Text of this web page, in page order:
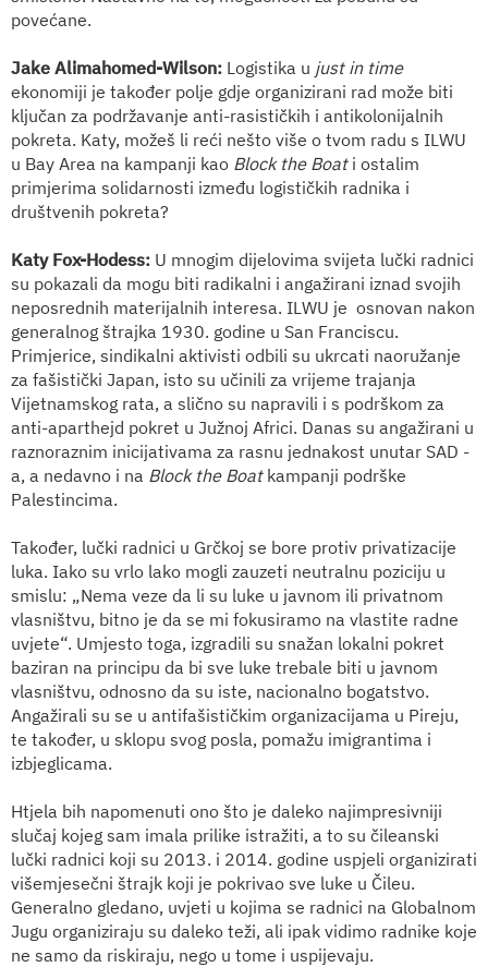
povećane.
Jake Alimahomed-Wilson: Logistika u just in time
ekonomiji je također polje gdje organizirani rad može biti
ključan za podržavanje anti-rasističkih i antikolonijalnih
pokreta. Katy, možeš li reći nešto više o tvom radu s ILWU
u Bay Area na kampanji kao Block the Boat i ostalim
primjerima solidarnosti između logističkih radnika i
društvenih pokreta?
Katy Fox-Hodess: U mnogim dijelovima svijeta lučki radnici
su pokazali da mogu biti radikalni i angažirani iznad svojih
neposrednih materijalnih interesa. ILWU je osnovan nakon
generalnog štrajka 1930. godine u San Franciscu.
Primjerice, sindikalni aktivisti odbili su ukrcati naoružanje
za fašistički Japan, isto su učinili za vrijeme trajanja
Vijetnamskog rata, a slično su napravili i s podrškom za
anti-aparthejd pokret u Južnoj Africi. Danas su angažirani u
raznoraznim inicijativama za rasnu jednakost unutar SAD -
a, a nedavno i na Block the Boatkampanji podrške
Palestincima.
Također, lučki radnici u Grčkoj se bore protiv privatizacije
luka. Iako su vrlo lako mogli zauzeti neutralnu poziciju u
smislu: „Nema veze da li su luke u javnom ili privatnom
vlasništvu, bitno je da se mi fokusiramo na vlastite radne
uvjete“. Umjesto toga, izgradili su snažan lokalni pokret
baziran na principu da bi sve luke trebale biti u javnom
vlasništvu, odnosno da su iste, nacionalno bogatstvo.
Angažirali su se u antifašističkim organizacijama u Pireju,
te također, u sklopu svog posla, pomažu imigrantima i
izbjeglicama.
Htjela bih napomenuti ono što je daleko najimpresivniji
slučaj kojeg sam imala prilike istražiti, a to su čileanski
lučki radnici koji su 2013. i 2014. godine uspjeli organizirati
višemjesečni štrajk koji je pokrivao sve luke u Čileu.
Generalno gledano, uvjeti u kojima se radnici na Globalnom
Jugu organiziraju su daleko teži, ali ipak vidimo radnike koje
ne samo da riskiraju, nego u tome i uspijevaju.